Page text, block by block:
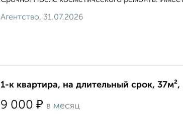
Агентство, 31.07.2026
1-к квартира, на длительный срок,
9 000 ₽ в месяц